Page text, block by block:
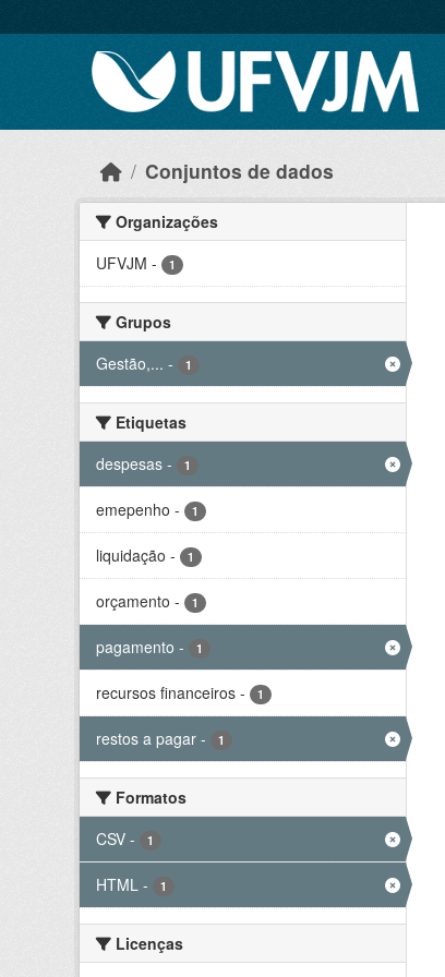
Conjuntos de dados
Organizações
UFVJM - 1
Grupos
Gestão,... - 1
Etiquetas
despesas - 1
emepenho - 1
liquidação - 1
orçamento - 1
pagamento - 1
recursos financeiros - 1
restos a pagar - 1
Formatos
CSV - 1
HTML - 1
Licenças